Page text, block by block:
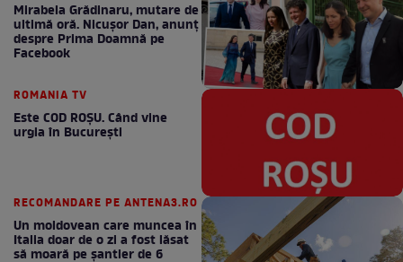
Mirabela Grădinaru, mutare de
ultimă oră. Nicuşor Dan, anunţ
despre Prima Doamnă pe
Facebook
ROMANIA TV
Este COD ROŞU. Când vine
urgia în Bucureşti
RECOMANDARE PE ANTENA3.RO
Un moldovean care muncea în
Italia doar de o zi a fost lăsat
să moară pe şantier de 6